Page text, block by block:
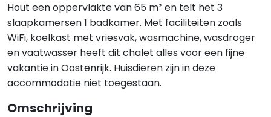
Hout een oppervlakte van 65 m² en telt het 3
slaapkamersen 1 badkamer. Met faciliteiten zoals
WiFi, koelkast met vriesvak, wasmachine, wasdroger
en vaatwasser heeft dit chalet alles voor een fijne
vakantie in Oostenrijk. Huisdieren zijn in deze
accommodatie niet toegestaan.
Omschrijving